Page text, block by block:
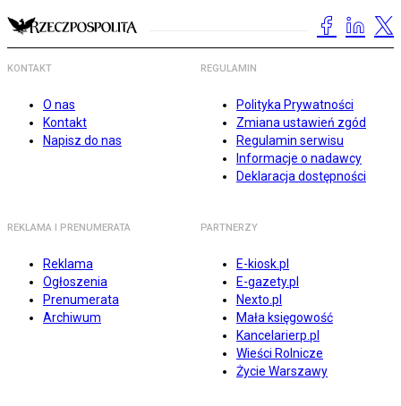
KONTAKT
O nas
Kontakt
Napisz do nas
REGULAMIN
Polityka Prywatności
Zmiana ustawień zgód
Regulamin serwisu
Informacje o nadawcy
Deklaracja dostępności
REKLAMA I PRENUMERATA
Reklama
Ogłoszenia
Prenumerata
Archiwum
PARTNERZY
E-kiosk.pl
E-gazety.pl
Nexto.pl
Mała księgowość
Kancelarierp.pl
Wieści Rolnicze
Życie Warszawy